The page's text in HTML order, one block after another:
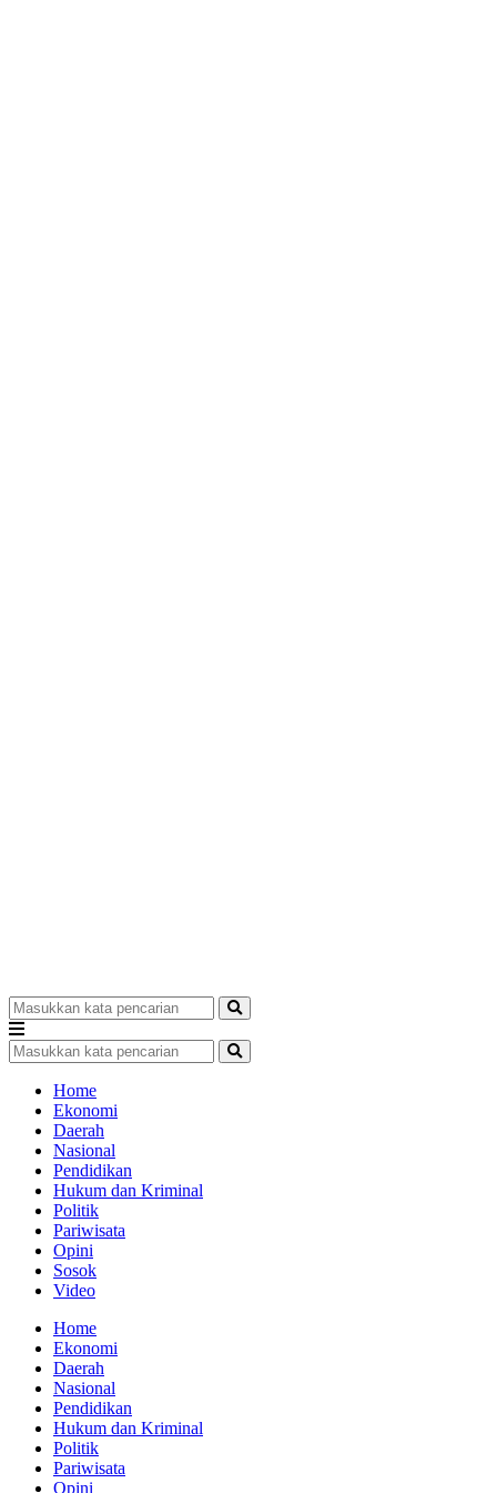
Home
Ekonomi
Daerah
Nasional
Pendidikan
Hukum dan Kriminal
Politik
Pariwisata
Opini
Sosok
Video
Home
Ekonomi
Daerah
Nasional
Pendidikan
Hukum dan Kriminal
Politik
Pariwisata
Opini